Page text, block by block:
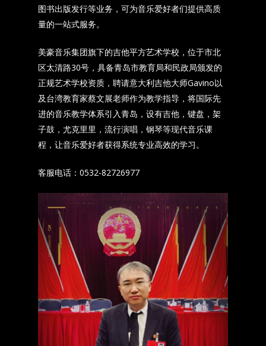
图书出版发行等业务，可为音乐爱好者们提供高质
量的一站式服务。
美豪音乐集团旗下的吉他平方艺术学校，位于市北
区太清路30号，具备青岛市教育局和民政局颁发的
正规艺术学校资质，聘请意大利吉他大师Gavino以
及台湾教育家蔡文展老师作为教学指导，将国际先
进的音乐教学体系引入青岛，设有吉他，键盘，架
子鼓，尤克里里，流行演唱，钢琴等现代音乐课
程，让音乐爱好者获得系统专业高效的学习。
客服电话：0532-82726977